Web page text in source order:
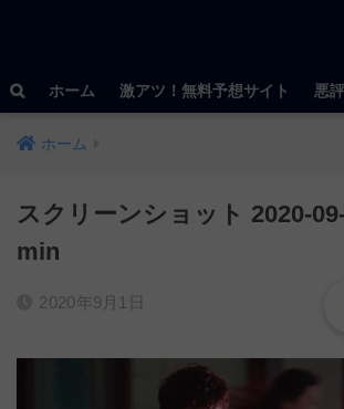
ホーム 激アツ！無料予想サイト 悪
ホーム
スクリーンショット 2020-
min
2020年9月1日